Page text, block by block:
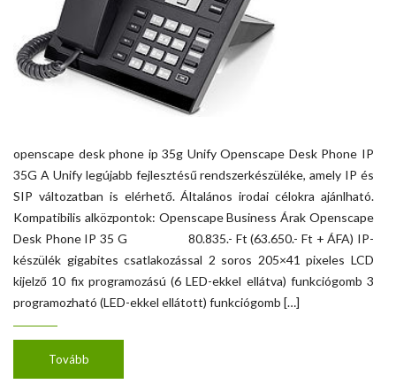
openscape desk phone ip 35g Unify Openscape Desk Phone IP
35G A Unify legújabb fejlesztésű rendszerkészüléke, amely IP és
SIP változatban is elérhető. Általános irodai célokra ajánlható.
Kompatibilis alközpontok: Openscape Business Árak Openscape
Desk Phone IP 35 G 80.835.- Ft (63.650.- Ft + ÁFA) IP-
készülék gigabites csatlakozással 2 soros 205×41 pixeles LCD
kijelző 10 fix programozású (6 LED-ekkel ellátva) funkciógomb 3
programozható (LED-ekkel ellátott) funkciógomb […]
Tovább